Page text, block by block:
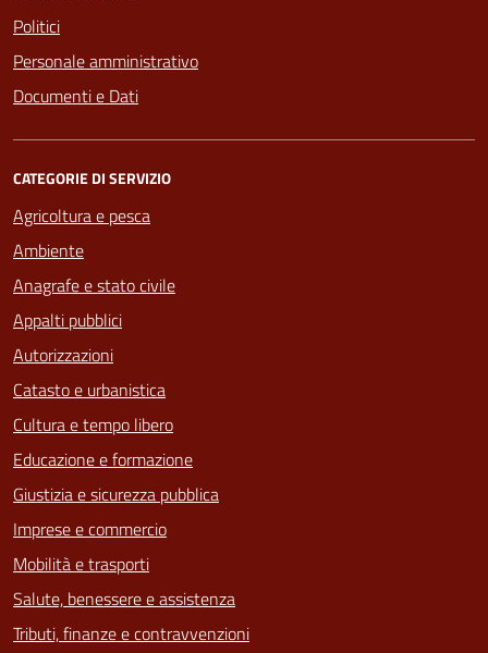
Politici
Personale amministrativo
Documenti e Dati
CATEGORIE DI SERVIZIO
Agricoltura e pesca
Ambiente
Anagrafe e stato civile
Appalti pubblici
Autorizzazioni
Catasto e urbanistica
Cultura e tempo libero
Educazione e formazione
Giustizia e sicurezza pubblica
Imprese e commercio
Mobilità e trasporti
Salute, benessere e assistenza
Tributi, finanze e contravvenzioni